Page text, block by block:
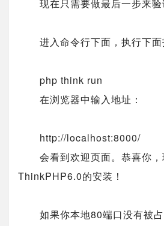
现在只需要做最后一步来验
进入命令行下面，执行下面
php think run
在浏览器中输入地址：
http://localhost:8000/
会看到欢迎页面。恭喜你
ThinkPHP6.0的安装！
如果你本地80端口没有被